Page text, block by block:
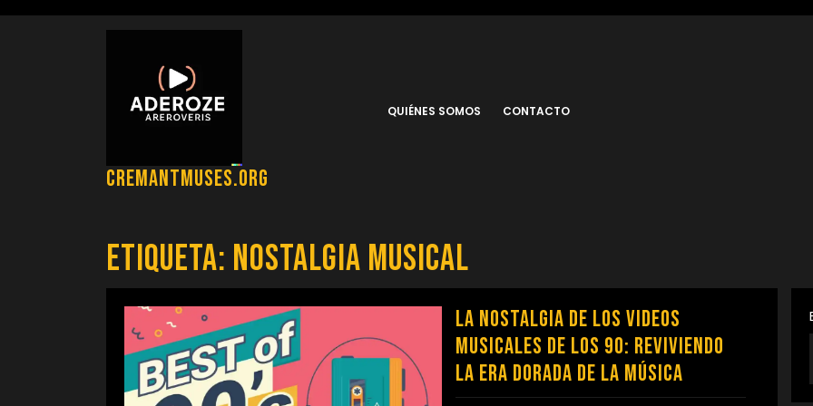
cremantmuses.org
QUIÉNES SOMOS CONTACTO
Etiqueta: nostalgia musical
La Nostalgia de los Videos
Musicales de los 90: Reviviendo
la Era Dorada de la Música